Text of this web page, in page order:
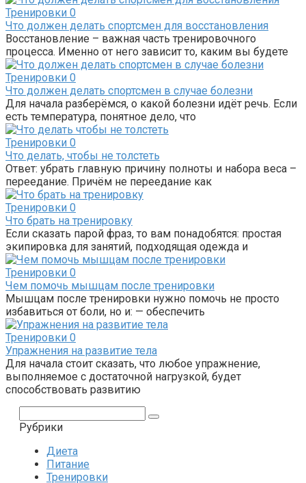
Тренировки 0
Что должен делать спортсмен для восстановления
Восстановление – важная часть тренировочного
процесса. Именно от него зависит то, каким вы будете
Тренировки 0
Что должен делать спортсмен в случае болезни
Для начала разберёмся, о какой болезни идёт речь. Если
есть температура, понятное дело, что
Тренировки 0
Что делать, чтобы не толстеть
Ответ: убрать главную причину полноты и набора веса –
переедание. Причём не переедание как
Тренировки 0
Что брать на тренировку
Если сказать парой фраз, то вам понадобятся: простая
экипировка для занятий, подходящая одежда и
Тренировки 0
Чем помочь мышцам после тренировки
Мышцам после тренировки нужно помочь не просто
избавиться от боли, но и: — обеспечить
Тренировки 0
Упражнения на развитие тела
Для начала стоит сказать, что любое упражнение,
выполняемое с достаточной нагрузкой, будет
способствовать развитию
Рубрики
Диета
Питание
Тренировки